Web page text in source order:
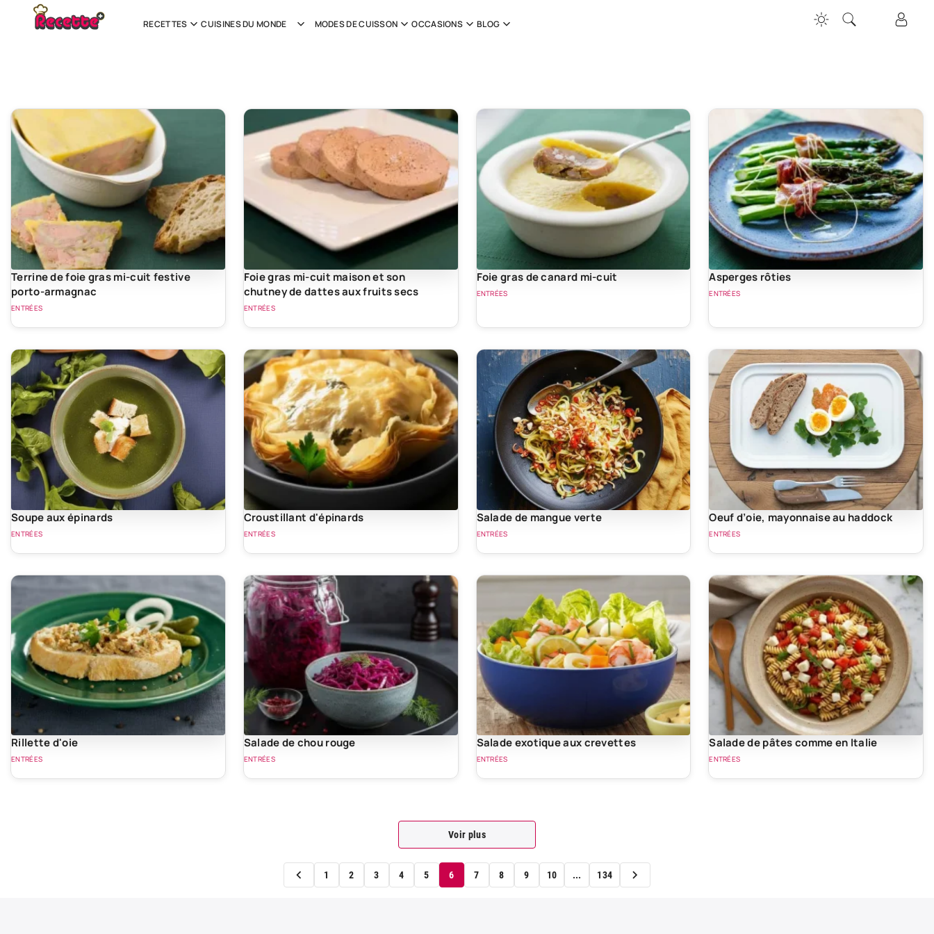
RECETTES CUISINES DU MONDE MODES DE CUISSON OCCASIONS BLOG
Terrine de foie gras mi-cuit festive
porto-armagnac
ENTRÉES
Foie gras mi-cuit maison et son
chutney de dattes aux fruits secs
ENTRÉES
Foie gras de canard mi-cuit
ENTRÉES
Asperges rôties
ENTRÉES
Soupe aux épinards
ENTRÉES
Croustillant d'épinards
ENTRÉES
Salade de mangue verte
ENTRÉES
Oeuf d’oie, mayonnaise au haddock
ENTRÉES
Rillette d'oie
ENTRÉES
Salade de chou rouge
ENTRÉES
Salade exotique aux crevettes
ENTRÉES
Salade de pâtes comme en Italie
ENTRÉES
Voir plus
1 2 3 4 5 6 7 8 9 10 ... 134